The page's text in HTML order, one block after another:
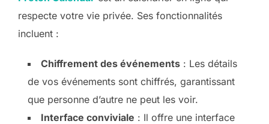
respecte votre vie privée. Ses fonctionnalités
incluent :
Chiffrement des événements : Les détails
de vos événements sont chiffrés, garantissant
que personne d’autre ne peut les voir.
Interface conviviale : Il offre une interface